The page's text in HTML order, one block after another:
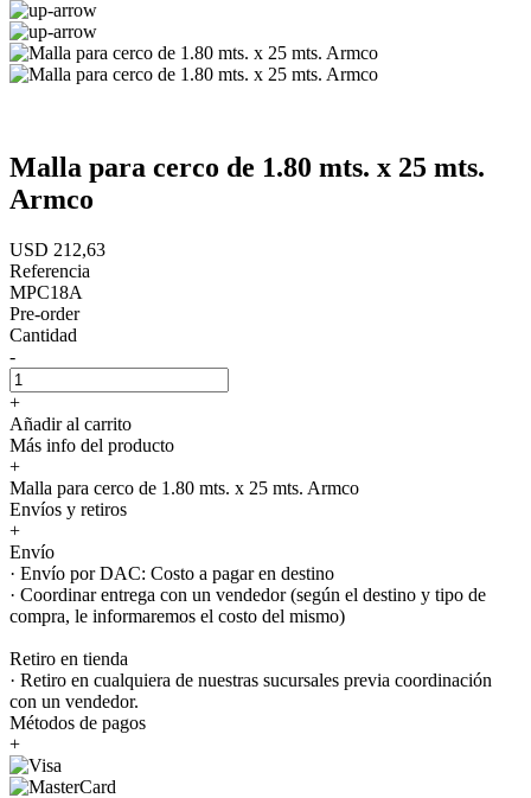
Malla para cerco de 1.80 mts. x 25 mts.
Armco
USD 212,63
Referencia
MPC18A
Pre-order
Cantidad
-
+
Añadir al carrito
Más info del producto
+
Malla para cerco de 1.80 mts. x 25 mts. Armco
Envíos y retiros
+
Envío
· Envío por DAC: Costo a pagar en destino
· Coordinar entrega con un vendedor (según el destino y tipo de
compra, le informaremos el costo del mismo)
Retiro en tienda
· Retiro en cualquiera de nuestras sucursales previa coordinación
con un vendedor.
Métodos de pagos
+